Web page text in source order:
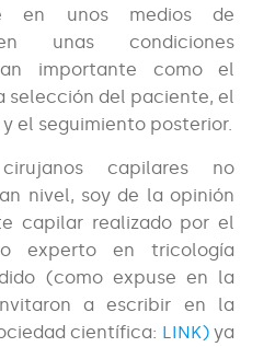
en unos medios de
unas condiciones
importante como el
selección del paciente, el
el seguimiento posterior.
capilares no
nivel, soy de la opinión
capilar realizado por el
experto en tricología
(como expuse en la
a escribir en la
científica: LINK)ya